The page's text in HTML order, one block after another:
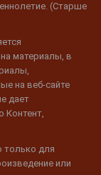
(Старше
материалы, в
на веб-сайте
дает
Контент,
только для
или